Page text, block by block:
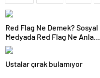
Red Flag Ne Demek? Sosyal
Medyada Red Flag Ne Anlama
Gelir?
Ustalar çırak bulamıyor